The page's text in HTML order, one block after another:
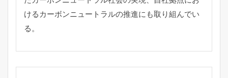
けるカーボンニュートラルの推進にも取り組んでい
る。